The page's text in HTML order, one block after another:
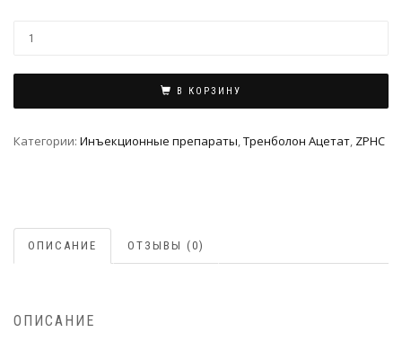
В КОРЗИНУ
Категории: Инъeкциoнныe препараты,Тренболон Ацетат, ZPHC
ОПИСАНИЕ ОТЗЫВЫ (0)
ОПИСАНИЕ